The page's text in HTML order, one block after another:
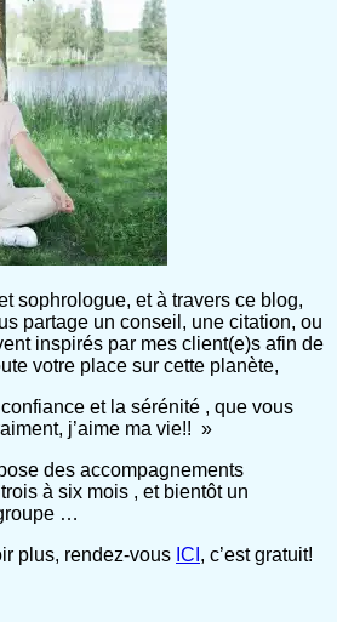
sophrologue, et à travers ce blog,
partage un conseil, une citation, ou
inspirés par mes client(e)s afin de
votre place sur cette planète,
et la sérénité , que vous
j’aime ma vie!! »
des accompagnements
à six mois , et bientôt un
…
plus, rendez-vous ICI , c’est gratuit!